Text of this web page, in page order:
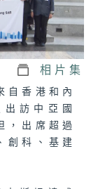
相片集
自香港和內
訪中亞國
，出席超過
創科、基建